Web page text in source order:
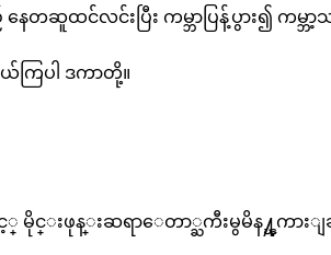
ထင်လင်းပြီး ကမ္ဘာပြန့်ပွား၍ ကမ္ဘာ့
ကြပါ ဒကာတို့။
င္းဖုန္းဆရာေတာ္ႀကီးမွမိန႔္ၾကားျ